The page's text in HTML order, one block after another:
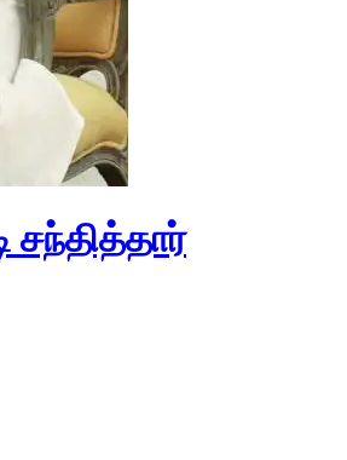
சந்தித்தார்